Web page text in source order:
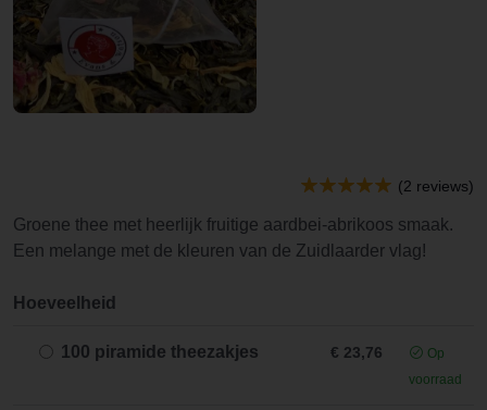
(2 reviews)
Groene thee met heerlijk fruitige aardbei-abrikoos smaak.
Een melange met de kleuren van de Zuidlaarder vlag!
Hoeveelheid
100 piramide theezakjes € 23,76
Op
voorraad